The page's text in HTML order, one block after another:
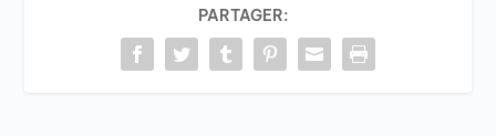
PARTAGER: